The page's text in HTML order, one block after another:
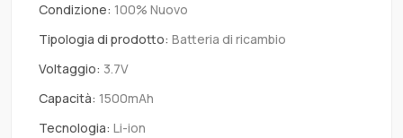
Condizione: 100% Nuovo
Tipologia di prodotto: Batteria di ricambio
Voltaggio: 3.7V
Capacità: 1500mAh
Tecnologia: Li-ion